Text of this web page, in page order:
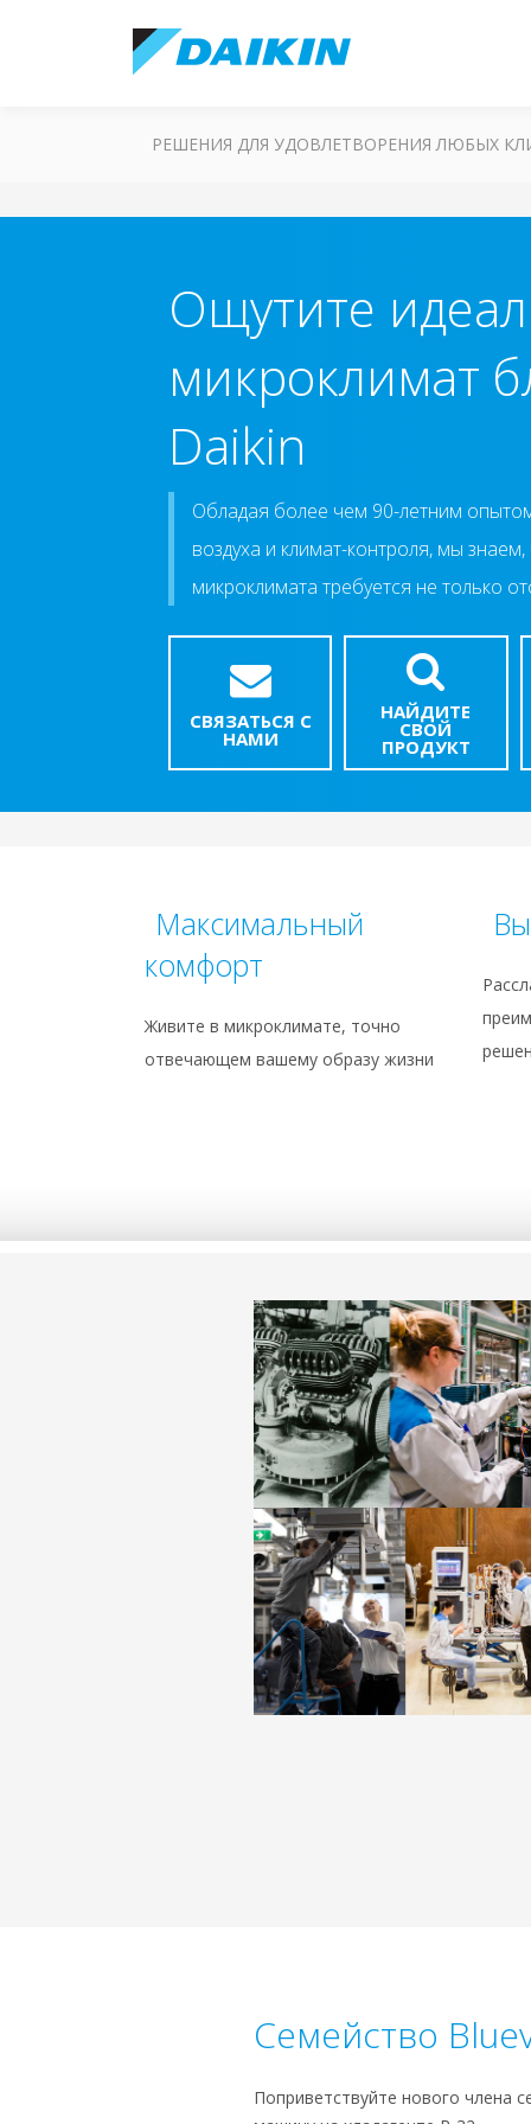
РЕШЕНИЯ ДЛЯ УДОВЛЕТВОРЕНИЯ ЛЮБЫХ
Ощутите
микроклимат
Daikin
Обладая более чем 90-летним
воздуха и климат-контроля, мы
микроклимата требуется не только
СВЯЗАТЬСЯ С
НАМИ
НАЙДИТЕ
СВОЙ
ПРОДУКТ
Максимальный
комфорт
Живите в микроклимате, точно
отвечающем вашему образу жизни
Семейство
Поприветствуйте нового члена